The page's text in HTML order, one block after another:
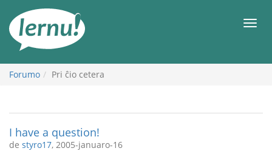
enhavo
Forumo Pri ĉio cetera
I have a question!
de styro17, 2005-januaro-16